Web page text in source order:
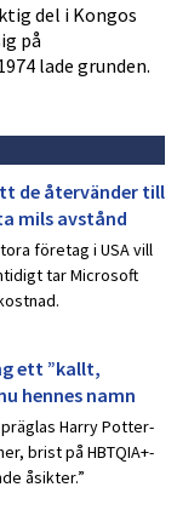
del i Kongos
på
lade grunden.
de återvänder till
mils avstånd
företag i USA vill
tar Microsoft
ett ”kallt,
hennes namn
Harry Potter-
brist på HBTQIA+-
åsikter.”